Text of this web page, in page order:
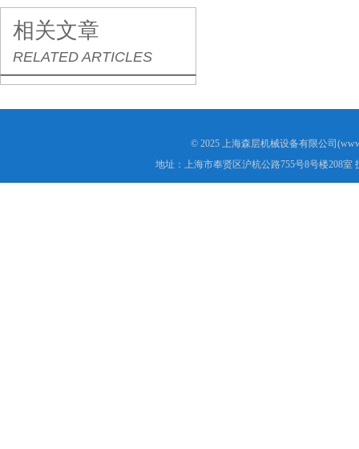
相关文章
RELATED ARTICLES
© 2025 上海森层机械设备有限公司
地址：上海市奉贤区沪杭公路755号8号楼208室